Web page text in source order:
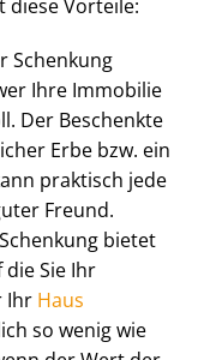
diese Vorteile:
Schenkung
Ihre Immobilie
Der Beschenkte
Erbe bzw. ein
praktisch jede
Freund.
bietet
die Sie Ihr
Ihr Haus
so wenig wie